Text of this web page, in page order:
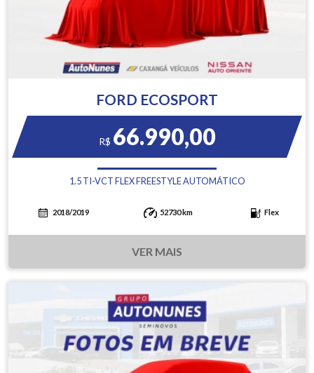
FORD ECOSPORT
R$ 66.990,00
1.5 TI-VCT FLEX FREESTYLE AUTOMÁTICO
2018/2019 52730 km Flex
VER MAIS